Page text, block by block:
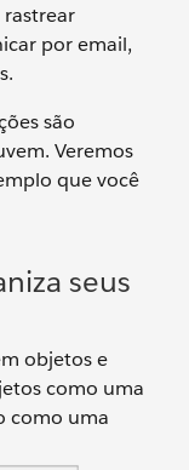
rastrear
por email,
são
Veremos
que você
seus
objetos e
como uma
como uma